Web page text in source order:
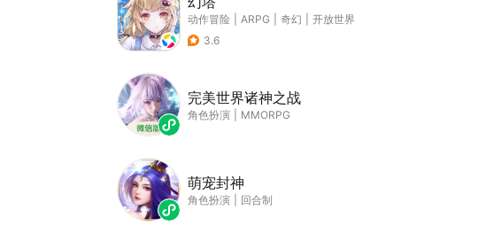
动作冒险 ARPG 奇幻
开放世界
3.6
完美世界诸神之战
角色扮演 MMORPG
萌宠封神
角色扮演 回合制